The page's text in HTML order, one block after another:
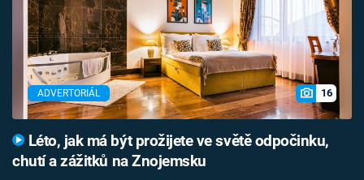
ADVERTORIÁL 16
Léto, jak má být prožijete ve světě odpočinku,
chutí a zážitků na Znojemsku